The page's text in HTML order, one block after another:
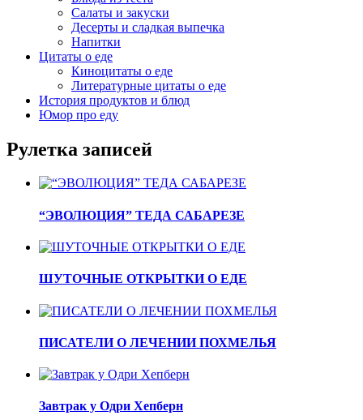
Салаты и закуски
Десерты и сладкая выпечка
Напитки
Цитаты о еде
Киноцитаты о еде
Литературные цитаты o еде
История продуктов и блюд
Юмор про еду
Рулетка записей
“ЭВОЛЮЦИЯ” ТЕДА САБАРЕЗЕ
ШУТОЧНЫЕ ОТКРЫТКИ О ЕДЕ
ПИСАТЕЛИ О ЛЕЧЕНИИ ПОХМЕЛЬЯ
Завтрак у Одри Хепберн